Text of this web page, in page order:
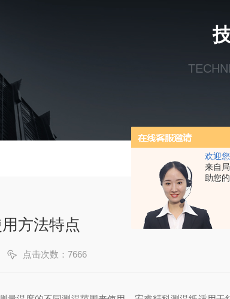
欢迎您
来自
助您
方法特点
点击次数：7666